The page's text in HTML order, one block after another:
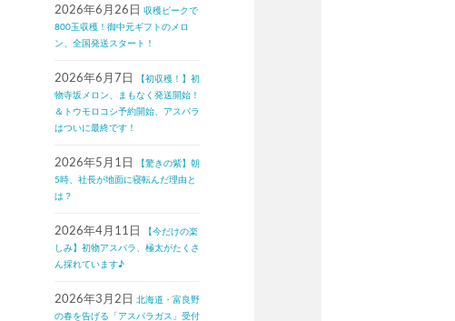
2026年6月26日 収穫ピークで
800玉収穫！御中元ギフトのメロ
ン、全国発送スタート！
2026年6月7日
【初収穫！】初
物寺坂メロン、まもなく発送開始！
＆トウモロコシ予約開始、アスパラ
はついに最終です！
2026年5月1日
【驚きの紫】朝
5時、社長が地面に寝転んだ理由と
は？
2026年4月11日
【今だけの楽
しみ】初物アスパラ、極太がたくさ
ん採れています♪
2026年3月2日 北海道・富良野
の春を告げる「アスパラガス」受付